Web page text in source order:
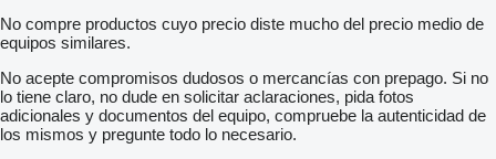
(для Євро 5)
Тип гальмівного механізму Передній / Задній Дисковий /
Стояночная Трансмісійна з тросовим приводом
підвіска
Тип Передня / Задня На напівеліптичних листових ресорах,
з амортизаторами
No compre productos cuyo precio diste mucho del precio medio de
equipos similares.
No acepte compromisos dudosos o mercancías con prepago. Si no
lo tiene claro, no dude en solicitar aclaraciones, pida fotos
adicionales y documentos del equipo, compruebe la autenticidad de
los mismos y pregunte todo lo necesario.